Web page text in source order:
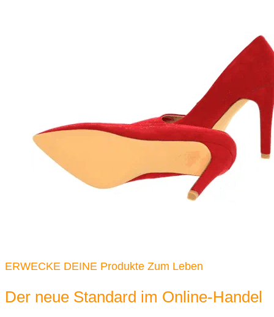
ERWECKE DEINE Produkte Zum Leben
Der neue Standard im Online-Handel